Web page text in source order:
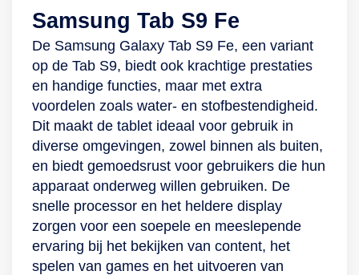
belangrijkere
functie. Deze is
namelijk in te stellen
als beveiliging om
toegang te krijgen
tot je device. Werp
een blik met jouw
ogen op de camera
en bij een klik wordt
hij ontgrendeld. Zo
weet je zeker dat
niemand
ongevraagd
Samsung Tab S9 Fe
De Samsung Galaxy Tab S9 Fe, een variant
op de Tab S9, biedt ook krachtige prestaties
en handige functies, maar met extra
voordelen zoals water- en stofbestendigheid.
Dit maakt de tablet ideaal voor gebruik in
diverse omgevingen, zowel binnen als buiten,
en biedt gemoedsrust voor gebruikers die hun
apparaat onderweg willen gebruiken. De
snelle processor en het heldere display
zorgen voor een soepele en meeslepende
ervaring bij het bekijken van content, het
spelen van games en het uitvoeren van